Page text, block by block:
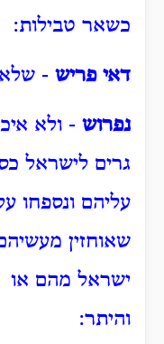
כשאר טבילות:
דאי פריש - שלא
נפרוש - ולא
גרים לישראל
עליהם ונספחו
שאוחזין
ישראל מהם או
והיתר: